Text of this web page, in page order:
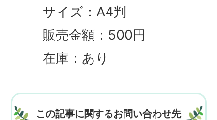
サイズ：A4判
販売金額：500円
在庫：あり
この記事に関するお問い合わせ先